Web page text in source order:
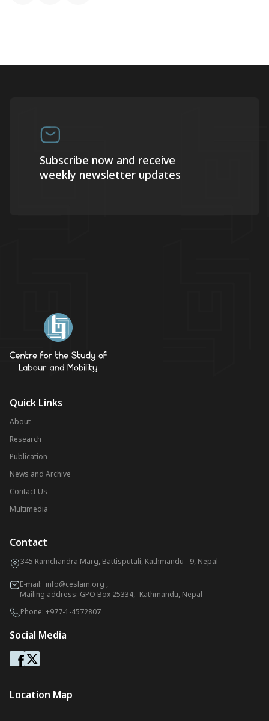
Subscribe now and receive
weekly newsletter updates
Quick Links
About
Research
Publication
News and Archive
Contact Us
Multimedia
Contact
345 Ramchandra Marg, Battisputali, Kathmandu - 9, Nepal
E-mail: info@ceslam.org ,
Mailing address: GPO Box 25334, Kathmandu, Nepal
Phone: +977-1-4572807
Social Media
Location Map